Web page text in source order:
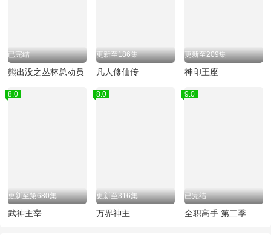
已完结
熊出没之丛林总动员
更新至186集
凡人修仙传
更新至209集
神印王座
8.0
更新至第680集
武神主宰
8.0
更新至316集
万界神主
9.0
已完结
全职高手 第二季